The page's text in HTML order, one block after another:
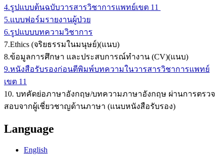
4.รูปแบบต้นฉบับวารสารวิชาการแพทย์เขต 11
5.แบบฟอร์มรายงานผู้ป่วย
6.รูปแบบบทความวิชาการ
7.Ethics (จริยธรรมในมนุษย์)(แนบ)
8.ข้อมูลการศึกษา และประสบการณ์ทำงาน (CV)(แนบ)
9.หนังสือรับรองก่อนตีพิมพ์บทความในวารสารวิชาการแพทย์
เขต 11
10. บทคัดย่อภาษาอังกฤษ/บทความภาษาอังกฤษ ผ่านการตรวจ
สอบจากผู้เชี่ยวชาญด้านภาษา (แนบหนังสือรับรอง)
Language
English